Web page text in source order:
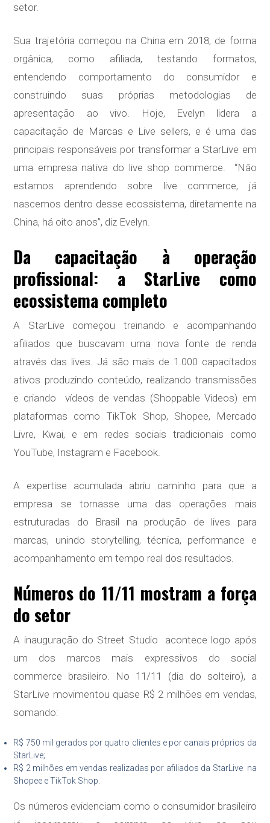
setor.
Sua trajetória começou na China em 2018, de forma
orgânica, como afiliada, testando formatos,
entendendo comportamento do consumidor e
construindo suas próprias metodologias de
apresentação ao vivo. Hoje, Evelyn lidera a
capacitação de Marcas e Live sellers, e é uma das
principais responsáveis por transformar a StarLive em
uma empresa nativa do live shop commerce. “Não
estamos aprendendo sobre live commerce, já
nascemos dentro desse ecossistema, diretamente na
China, há oito anos”, diz Evelyn.
Da capacitação à operação
profissional: a StarLive como
ecossistema completo
A StarLive começou treinando e acompanhando
afiliados que buscavam uma nova fonte de renda
através das lives. Já são mais de 1.000 capacitados
ativos produzindo conteúdo, realizando transmissões
e criando vídeos de vendas (Shoppable Videos) em
plataformas como TikTok Shop, Shopee, Mercado
Livre, Kwai, e em redes sociais tradicionais como
YouTube, Instagram e Facebook.
A expertise acumulada abriu caminho para que a
empresa se tornasse uma das operações mais
estruturadas do Brasil na produção de lives para
marcas, unindo storytelling, técnica, performance e
acompanhamento em tempo real dos resultados.
Números do 11/11 mostram a força
do setor
A inauguração do Street Studio acontece logo após
um dos marcos mais expressivos do social
commerce brasileiro. No 11/11 (dia do solteiro), a
StarLive movimentou quase R$ 2 milhões em vendas,
somando:
R$ 750 mil gerados por quatro clientes e por canais próprios da
StarLive;
R$ 2 milhões em vendas realizadas por afiliados da StarLive na
Shopee e TikTok Shop.
Os números evidenciam como o consumidor brasileiro